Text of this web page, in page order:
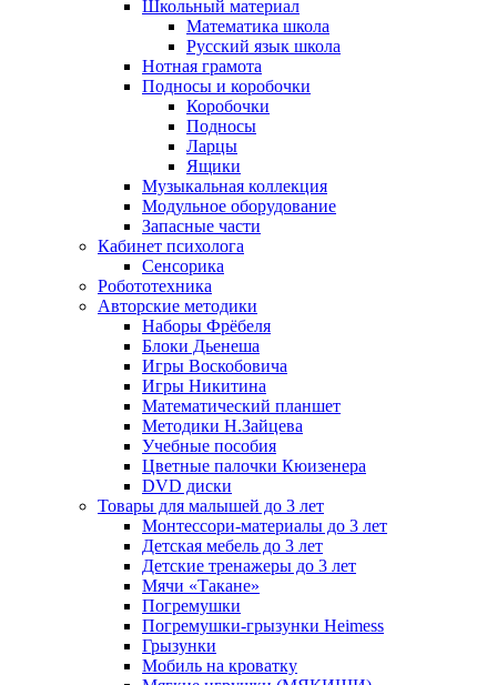
Школьный материал
Математика школа
Русский язык школа
Нотная грамота
Подносы и коробочки
Коробочки
Подносы
Ларцы
Ящики
Музыкальная коллекция
Модульное оборудование
Запасные части
Кабинет психолога
Сенсорика
Робототехника
Авторские методики
Наборы Фрёбеля
Блоки Дьенеша
Игры Воскобовича
Игры Никитина
Математический планшет
Методики Н.Зайцева
Учебные пособия
Цветные палочки Кюизенера
DVD диски
Товары для малышей до 3 лет
Монтессори-материалы до 3 лет
Детская мебель до 3 лет
Детские тренажеры до 3 лет
Мячи «Такане»
Погремушки
Погремушки-грызунки Heimess
Грызунки
Мобиль на кроватку